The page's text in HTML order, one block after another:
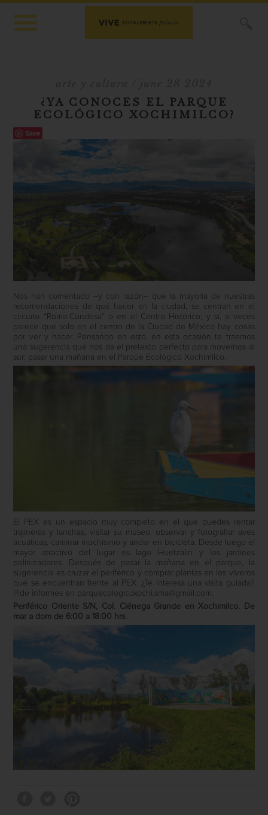
¿YA CONOCES EL PARQUE
ECOLÓGICO XOCHIMILCO?
Save
Nos han comentado –y con razón– que la mayoría de nuestras
recomendaciones de qué hacer en la ciudad, se centran en el
circuito “Roma-Condesa” o en el Centro Histórico; y sí, a veces
parece que solo en el centro de la Ciudad de México hay cosas
por ver y hacer. Pensando en esto, en esta ocasión te traemos
una sugerencia que nos da el pretexto perfecto para movernos al
sur: pasar una mañana en el Parque Ecológico Xochimilco.
El PEX es un espacio muy completo en el que puedes rentar
trajineras y lanchas, visitar su museo, observar y fotografiar aves
acuáticas, caminar muchísimo y andar en bicicleta. Desde luego el
mayor atractivo del lugar es lago Huetzalin y los jardines
polinizadores. Después de pasar la mañana en el parque, la
sugerencia es cruzar el periférico y comprar plantas en los viveros
que se encuentran frente al PEX. ¿Te interesa una visita guiada?
Pide informes en parquecologicoxochi.sma@gmail.com
Periférico Oriente S/N, Col. Ciénega Grande en Xochimilco. De
mar a dom de 6:00 a 18:00 hrs.